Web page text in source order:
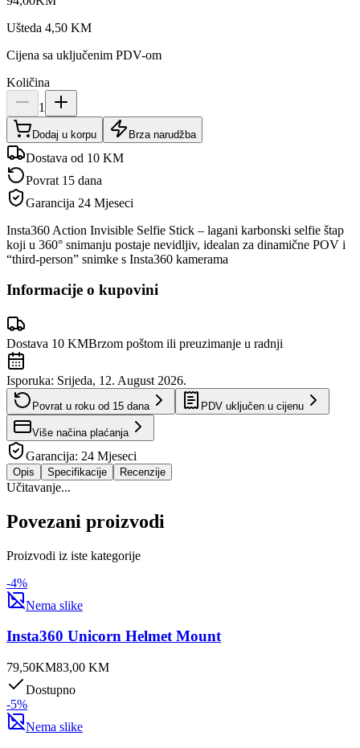
Ušteda 4,50 KM
Cijena sa uključenim PDV-om
Količina
1
Dodaj u korpu Brza narudžba
Dostava od 10 KM
Povrat 15 dana
Garancija 24 Mjeseci
Insta360 Action Invisible Selfie Stick – lagani karbonski selfie štap
koji u 360° snimanju postaje nevidljiv, idealan za dinamične POV i
“third-person” snimke s Insta360 kamerama
Informacije o kupovini
Dostava 10 KMBrzom poštom ili preuzimanje u radnji
Isporuka: Srijeda, 12. August 2026.
Povrat u roku od 15 dana PDV uključen u cijenu
Više načina plaćanja
Garancija: 24 Mjeseci
Opis Specifikacije Recenzije
Učitavanje...
Povezani proizvodi
Proizvodi iz iste kategorije
-4%
Nema slike
Insta360 Unicorn Helmet Mount
79,50KM83,00 KM
Dostupno
-5%
Nema slike